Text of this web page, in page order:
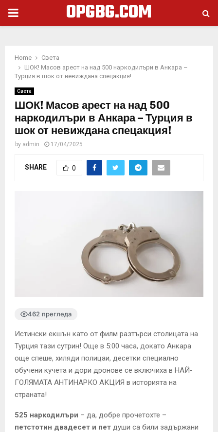
PRIMARY
OPGBG.COM
Home
Света
ШОК! Масов арест на над 500 наркодилъри в Анкара –
Турция в шок от невиждана спецакция!
Света
ШОК! Масов арест на над 500
наркодилъри в Анкара – Турция в
шок от невиждана спецакция!
by admin 17/04/2025
SHARE 0
462 прегледа
Истински екшън като от филм разтърси столицата на
Турция тази сутрин! Още в 5:00 часа, докато Анкара
още спеше, хиляди полицаи, десетки специално
обучени кучета и дори дронове се включиха в НАЙ-
ГОЛЯМАТА АНТИНАРКО АКЦИЯ в историята на
страната!
525 наркодилъри – да, добре прочетохте –
петстотин двадесет и пет души са били задържани